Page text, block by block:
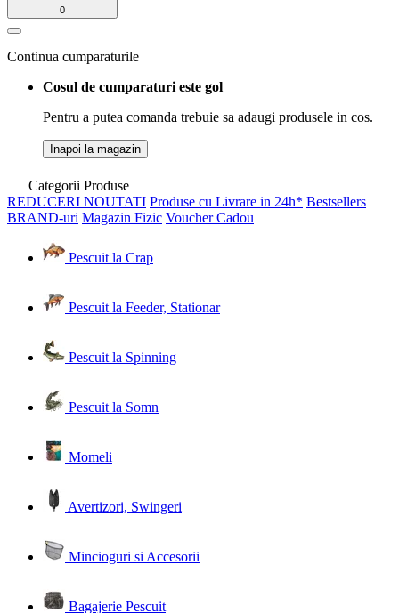
0
Continua cumparaturile
Cosul de cumparaturi este gol
Pentru a putea comanda trebuie sa adaugi produsele in cos.
Inapoi la magazin
Categorii Produse
REDUCERI NOUTATI Produse cu Livrare in 24h* Bestsellers
BRAND-uri Magazin Fizic Voucher Cadou
Pescuit la Crap
Pescuit la Feeder, Stationar
Pescuit la Spinning
Pescuit la Somn
Momeli
Avertizori, Swingeri
Mincioguri si Accesorii
Bagajerie Pescuit